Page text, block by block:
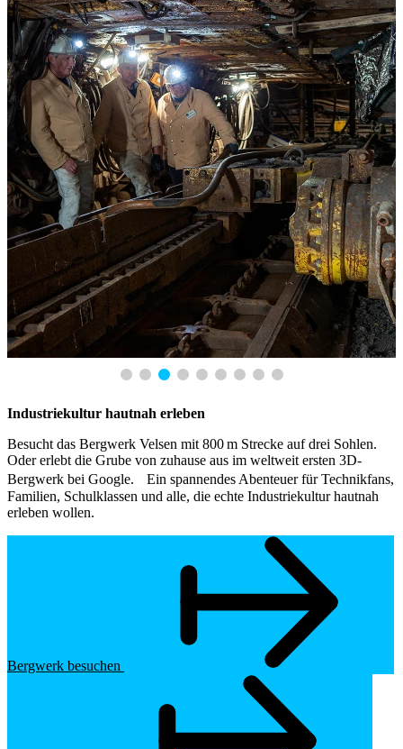
Industriekultur hautnah erleben
Besucht das Bergwerk Velsen mit 800 m Strecke auf drei Sohlen.
Oder erlebt die Grube von zuhause aus im weltweit ersten 3D-
Bergwerk bei Google. Ein spannendes Abenteuer für Technikfans,
Familien, Schulklassen und alle, die echte Industriekultur hautnah
erleben wollen.
Bergwerk besuchen